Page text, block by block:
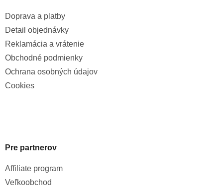
Doprava a platby
Detail objednávky
Reklamácia a vrátenie
Obchodné podmienky
Ochrana osobných údajov
Cookies
Pre partnerov
Affiliate program
Veľkoobchod